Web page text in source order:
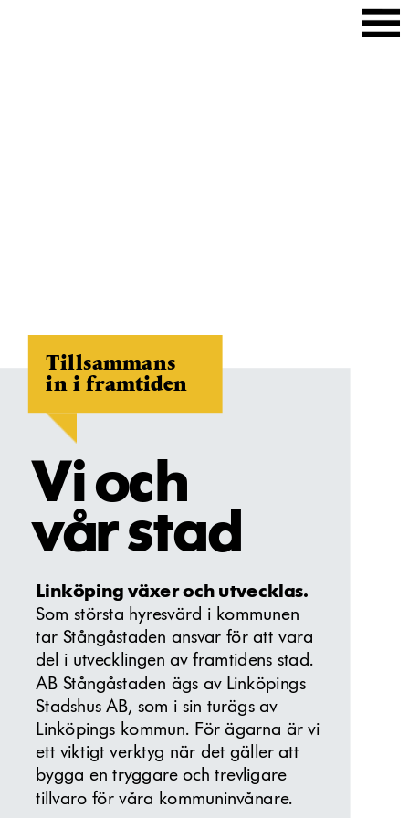
Tillsammans
in i framtiden
Vi och
vår stad
Linköping växer och utvecklas.
Som största hyresvärd i kommunen
tar Stångåstaden ansvar för att vara
AB Stångåstaden ägs av Linköpings
Stadshus AB, som i sin turägs av
Linköpings kommun. För ägarna är vi
ett viktigt verktyg när det gäller att
bygga en tryggare och trevligare
tillvaro för våra kommuninvånare.